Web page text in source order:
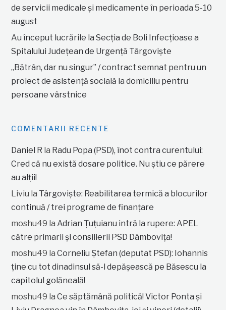
de servicii medicale și medicamente în perioada 5-10
august
Au început lucrările la Secția de Boli Infecțioase a
Spitalului Județean de Urgență Târgoviște
„Bătrân, dar nu singur” / contract semnat pentru un
proiect de asistență socială la domiciliu pentru
persoane vârstnice
COMENTARII RECENTE
Daniel R la Radu Popa (PSD), înot contra curentului:
Cred că nu există dosare politice. Nu știu ce părere
au alții!
Liviu la Târgoviște: Reabilitarea termică a blocurilor
continuă / trei programe de finanțare
moshu49 laAdrian Țuțuianu intră la rupere: APEL
către primarii și consilierii PSD Dâmbovița!
moshu49 laCorneliu Ștefan (deputat PSD): Iohannis
ține cu tot dinadinsul să-l depășească pe Băsescu la
capitolul golăneală!
moshu49 laCe săptămână politică! Victor Ponta și